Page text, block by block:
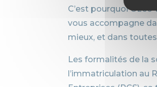
C’est pourquoi
vous accompagne
mieux, et dans
Les formalités de la
l’immatriculation au